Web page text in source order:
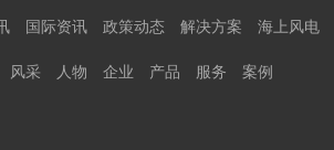
国际资讯 政策动态 解决方案 海上风电
风采 人物 企业 产品 服务 案例